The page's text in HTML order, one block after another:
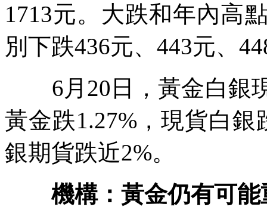
1713元。大跌和年內高
別下跌436元、443元、
6月20日，黃金白銀
黃金跌1.27%，現貨白銀
銀期貨跌近2%。
機構：黃金仍有可能